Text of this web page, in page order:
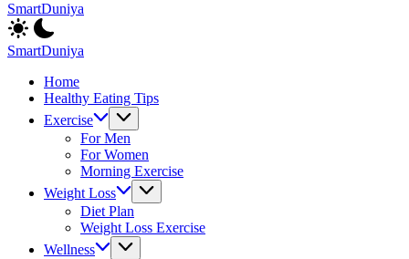
SmartDuniya
Be
Smart
&
Happy
Life
with
health
SmartDuniya
Smart
Happy
fitness
Home
Healthy Eating Tips
Exercise
For Men
For Women
Morning Exercise
Weight Loss
Diet Plan
Weight Loss Exercise
Wellness